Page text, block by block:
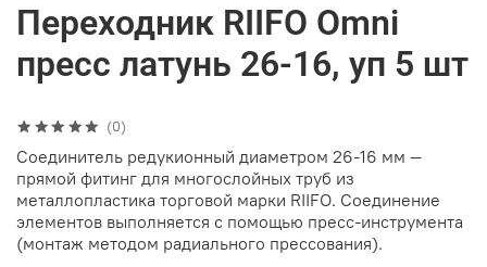
(0)
Переходник RIIFO Omni
пресс латунь 26-16, уп 5 шт
Соединитель редукионный диаметром 26-16 мм —
прямой фитинг для многослойных труб из
металлопластика торговой марки RIIFO. Соединение
элементов выполняется с помощью пресс-инструмента
(монтаж методом радиального прессования).